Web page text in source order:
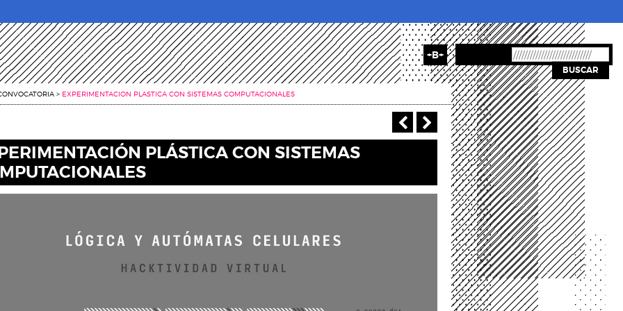
BUSCAR
+B+
> EXPERIMENTACION PLASTICA CON SISTEMAS COMPUTACIONALES
‹ AnteriorSiguiente >
PLÁSTICA CON SISTEMAS